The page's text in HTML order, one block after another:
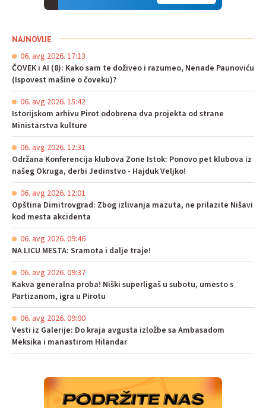
NAJNOVIJE
06. avg 2026. 17:13
ČOVEK i AI (8): Kako sam te doživeo i razumeo, Nenade Paunoviću
(Ispovest mašine o čoveku)?
06. avg 2026. 15:42
Istorijskom arhivu Pirot odobrena dva projekta od strane
Ministarstva kulture
06. avg 2026. 12:31
Održana Konferencija klubova Zone Istok: Ponovo pet klubova iz
našeg Okruga, derbi Jedinstvo - Hajduk Veljko!
06. avg 2026. 12:01
Opština Dimitrovgrad: Zbog izlivanja mazuta, ne prilazite Nišavi
kod mesta akcidenta
06. avg 2026. 09:46
NA LICU MESTA: Sramota i dalje traje!
06. avg 2026. 09:37
Kakva generalna proba! Niški superligaš u subotu, umesto s
Partizanom, igra u Pirotu
06. avg 2026. 09:00
Vesti iz Galerije: Do kraja avgusta izložbe sa Ambasadom
Meksika i manastirom Hilandar